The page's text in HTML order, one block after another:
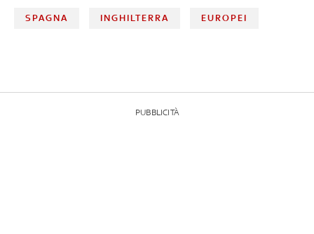
SPAGNA INGHILTERRA EUROPEI
PUBBLICITÀ